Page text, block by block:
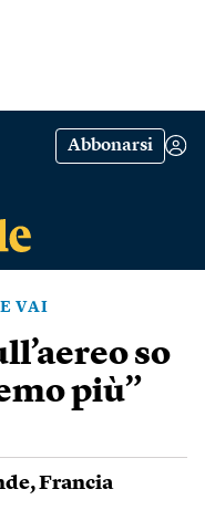
Abbonarsi
VAI
so
più”
,Francia